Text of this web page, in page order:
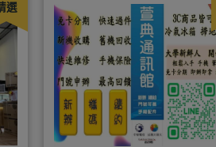
選